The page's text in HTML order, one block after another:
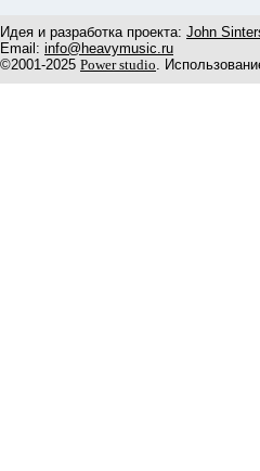
Идея и разработка проекта: John
Email: info@heavymusic.ru
©2001-2025 Power studio.